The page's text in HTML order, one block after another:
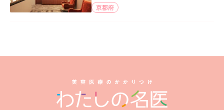
京都府